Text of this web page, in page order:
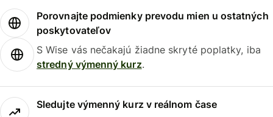
Porovnajte podmienky prevodu mien u ostatných
poskytovateľov
S Wise vás nečakajú žiadne skryté poplatky, iba
stredný výmenný kurz.
Sledujte výmenný kurz v reálnom čase